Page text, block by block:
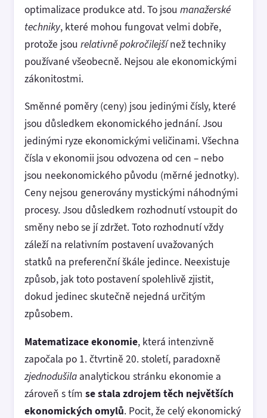
optimalizace produkce atd. To jsou manažerské
techniky, které mohou fungovat velmi dobře,
protože jsou relativněpokročilejšínež techniky
používané všeobecně. Nejsou ale ekonomickými
zákonitostmi.
Směnné poměry (ceny) jsou jedinými čísly, které
jsou důsledkem ekonomického jednání. Jsou
jedinými ryze ekonomickými veličinami. Všechna
čísla v ekonomii jsou odvozena od cen – nebo
jsou neekonomického původu (měrné jednotky).
Ceny nejsou generovány mystickými náhodnými
procesy. Jsou důsledkem rozhodnutí vstoupit do
směny nebo se jí zdržet. Toto rozhodnutí vždy
záleží na relativním postavení uvažovaných
statků na preferenční škále jedince. Neexistuje
způsob, jak toto postavení spolehlivě zjistit,
dokud jedinec skutečně nejedná určitým
způsobem.
Matematizace ekonomie, která intenzivně
započala po 1. čtvrtině 20. století, paradoxně
zjednodušila analytickou stránku ekonomie a
zároveň s tím se stala zdrojem těch největších
ekonomických omylů. Pocit, že celý ekonomický